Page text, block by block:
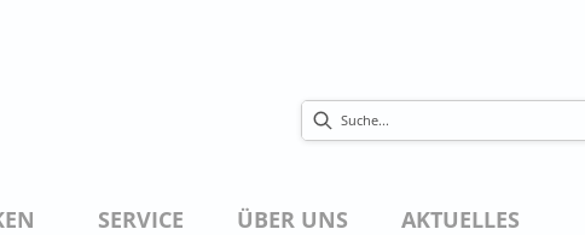
SERVICE ÜBER UNS AKTUELLES